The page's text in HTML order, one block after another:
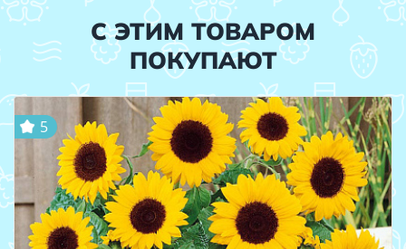
С ЭТИМ ТОВАРОМ
ПОКУПАЮТ
5